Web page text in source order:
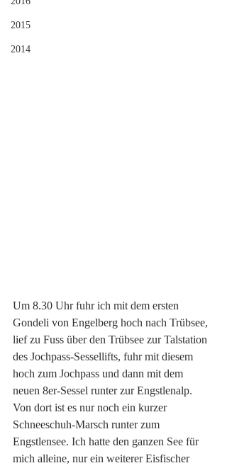
2015
2014
Um 8.30 Uhr fuhr ich mit dem ersten
Gondeli von Engelberg hoch nach Trübsee,
lief zu Fuss über den Trübsee zur Talstation
des Jochpass-Sessellifts, fuhr mit diesem
hoch zum Jochpass und dann mit dem
neuen 8er-Sessel runter zur Engstlenalp.
Von dort ist es nur noch ein kurzer
Schneeschuh-Marsch runter zum
Engstlensee. Ich hatte den ganzen See für
mich alleine, nur ein weiterer Eisfischer